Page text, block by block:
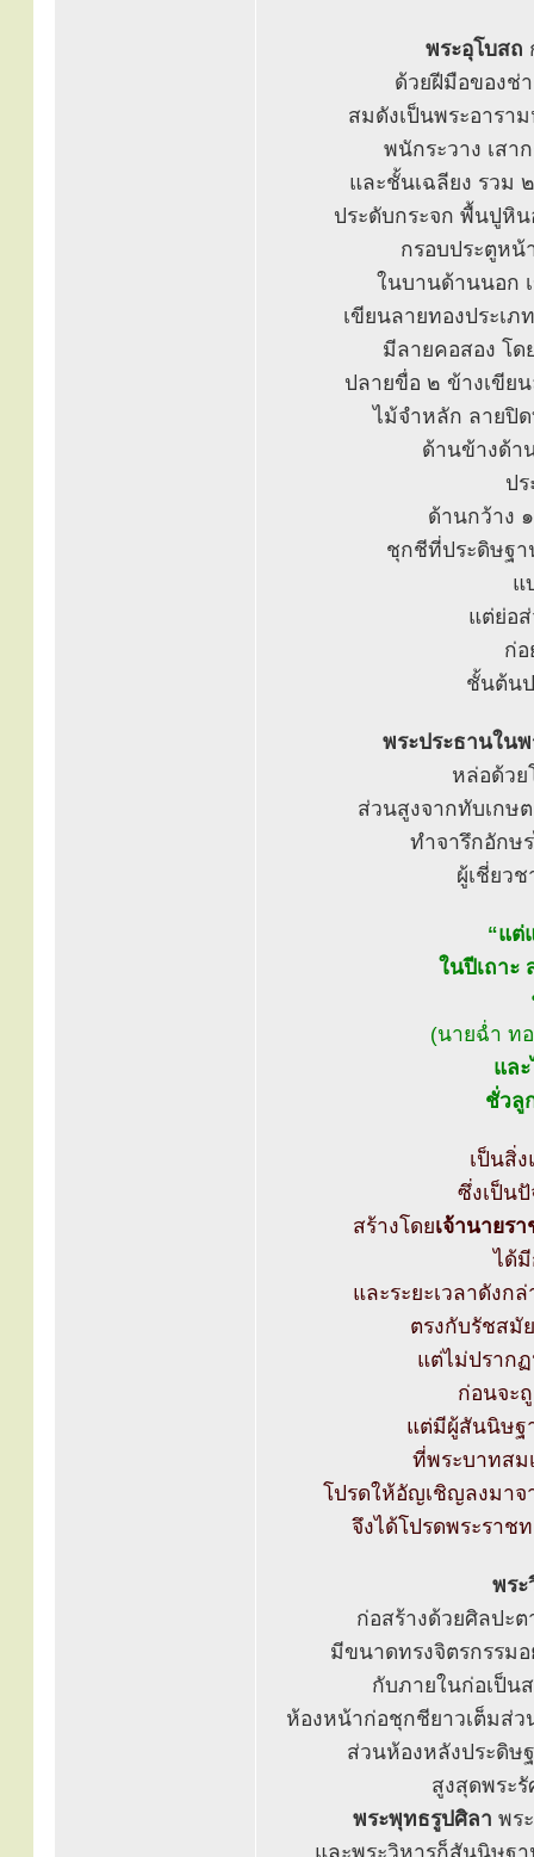
พระอุโบสถ
ด้วยฝีมือของช่
สมดังเป็นพระอารา
พนักระวาง เสา
และชั้นเฉลียง รวม
ประดับกระจก พื้นปูหิ
กรอบประตูหน้
ในบานด้านนอก
เขียนลายทองประเภ
มีลายคอสอง โด
ปลายขื่อ ๒ ข้างเขีย
ไม้จำหลัก ลายปิ
ด้านข้างด้า
ป
ด้านกว้าง
ชุกชีที่ประดิษฐา
แ
แต่ย่อ
ก่
ชั้นต้น
พระประธานใน
หล่อด้วย
ส่วนสูงจากทับเกษ
ทำจารึกอักษ
ผู้เชี่ยว
“แต่
ในปีเถาะ
(นายฉ่ำ ท
แล
ชั่วลู
เป็นสิ่
ซึ่งเป็น
สร้างโดยเจ้านายร
ได้
และระยะเวลาดัง
ตรงกับรัชสมั
แต่ไม่ปราก
ก่อนจะ
แต่มีผู้สันนิษฐ
ที่พระบาทสม
โปรดให้อัญเชิญลงมาจ
จึงได้โปรดพระราช
พระ
ก่อสร้างด้วยศิลปะ
มีขนาดทรงจิตรกรรม
กับภายในก่อเป็น
ห้องหน้าก่อชุกชียาวเต็มส่ว
ส่วนห้องหลังประดิษ
สูงสุดพระ
พระพุทธรูปศิลา พร
และพระวิหารก็สันนิษฐ